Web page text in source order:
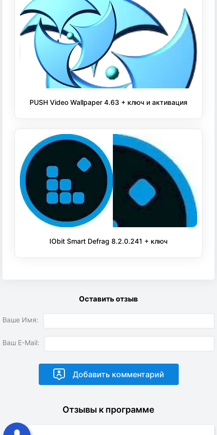
PUSH Video Wallpaper 4.63 + ключ и активация
IObit Smart Defrag 8.2.0.241 + ключ
Оставить отзыв
Ваше Имя:
Ваш E-Mail:
Отзывы к программе